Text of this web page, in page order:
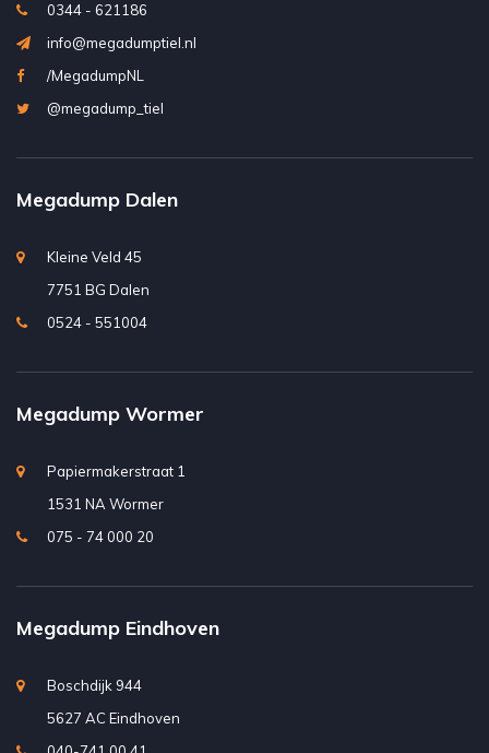
0344 - 621186
info@megadumptiel.nl
/MegadumpNL
@megadump_tiel
Megadump Dalen
Kleine Veld 45
7751 BG Dalen
0524 - 551004
Megadump Wormer
Papiermakerstraat 1
1531 NA Wormer
075 - 74 000 20
Megadump Eindhoven
Boschdijk 944
5627 AC Eindhoven